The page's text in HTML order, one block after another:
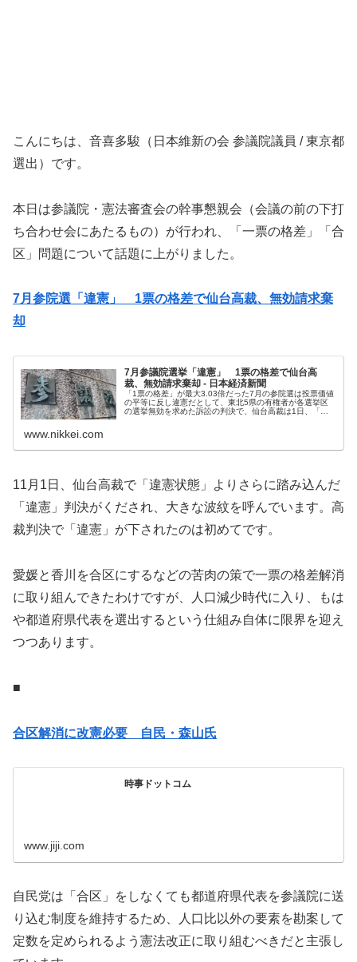
こんにちは、音喜多駿（日本維新の会 参議院議員 / 東京都
選出）です。
本日は参議院・憲法審査会の幹事懇親会（会議の前の下打
ち合わせ会にあたるもの）が行われ、「一票の格差」「合
区」問題について話題に上がりました。
7月参院選「違憲」 1票の格差で仙台高裁、無効請求棄
却
7月参議院選挙「違憲」 1票の格差で仙台高
裁、無効請求棄却 - 日本経済新聞
「1票の格差」が最大3.03倍だった7月の参院選は投票価値
の平等に反し違憲だとして、東北5県の有権者が各選挙区
の選挙無効を求めた訴訟の判決で、仙台高裁は1日、「違
www.nikkei.com
11月1日、仙台高裁で「違憲状態」よりさらに踏み込んだ
「違憲」判決がくだされ、大きな波紋を呼んでいます。高
裁判決で「違憲」が下されたのは初めてです。
愛媛と香川を合区にするなどの苦肉の策で一票の格差解消
に取り組んできたわけですが、人口減少時代に入り、もは
や都道府県代表を選出するという仕組み自体に限界を迎え
つつあります。
■
合区解消に改憲必要 自民・森山氏
時事ドットコム
www.jiji.com
自民党は「合区」をしなくても都道府県代表を参議院に送
り込む制度を維持するため、人口比以外の要素を勘案して
定数を定められるよう憲法改正に取り組むべきだと主張し